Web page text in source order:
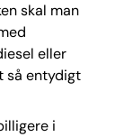
skal man
eller
så entydigt
i